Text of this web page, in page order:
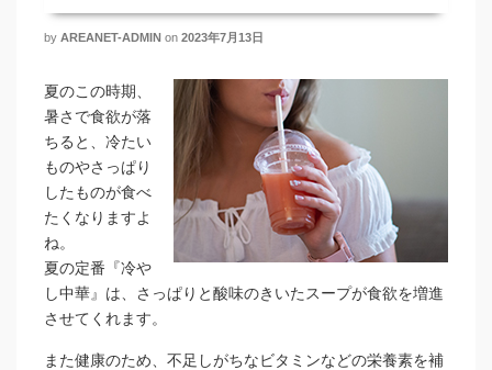
by AREANET-ADMIN on 2023年7月13日
夏のこの時期、
暑さで食欲が落
ちると、冷たい
ものやさっぱり
したものが食べ
たくなりますよ
ね。
夏の定番『冷や
し中華』は、さっぱりと酸味のきいたスープが食欲を増進
させてくれます。
また健康のため、不足しがちなビタミンなどの栄養素を補